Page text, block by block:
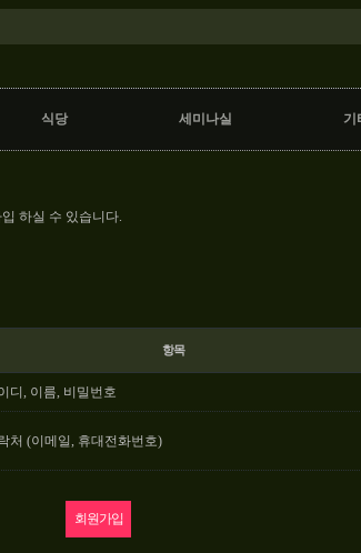
식당 세미나실 기
하실 수 있습니다.
항목
디, 이름, 비밀번호
처 (이메일, 휴대전화번호)